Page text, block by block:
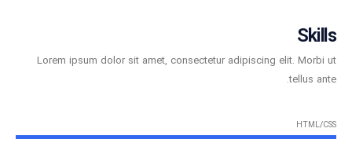
Skills
Lorem ipsum dolor sit amet, consectetur adipiscing elit. Morbi ut
tellus ante.
HTML/CSS